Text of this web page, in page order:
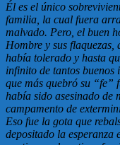
Él es el único
familia, la cual fuera
malvado. Pero, el buen
Hombre y sus
había tolerado y hasta
infinito de tantos buenos
que más quebró su “fe”
había sido asesinado de
campamento de
Eso fue la gota que
depositado la esperanza